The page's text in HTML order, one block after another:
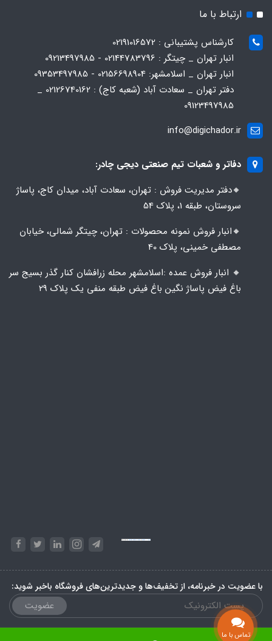
ارتباط با ما
کارشناس پشتیبانی : 02191016572
انبار تهران _ چیتگر : 02144783796 - 09213497985
انبار تهران _ اسلامشهر: 02156698904 - 09353497985
دفتر تهران _ سعادت آباد (شعبه کاج) : 02126740162 _
09123497985
info@digichador.ir
دفاتر و شعبات تیم صنعتی دیجی چادر:
🔸️​​دفتر مدیریت فروش : تهران، سعادت آباد، میدان کاج، پاساژ
سروستان، طبقه 1، پلاک 54
🔸️​​انبار فروش نمونه محصولات : تهران، چیتگر شمالی، خیابان
مصطفی خمینی، پلاک 40
🔸️ انبار فروش عمده :اسلامشهر محله زرافشان کنار گذر بسیج سر
باغ فیض پاساژ نگین باغ فیض طبقه منفی یک پلاک ۲۹
Powered by Embed Google Maps & Phase 10 rules
با عضویت در خبرنامه، از تخفیف‌ها و جدیدترین‌های فروشگاه باخبر شوید:
عضویت